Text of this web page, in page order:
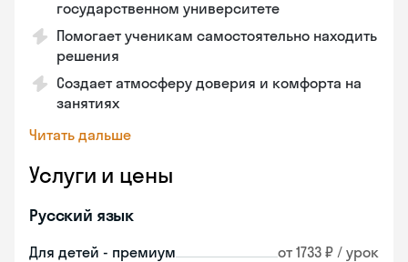
государственном университете
Помогает ученикам самостоятельно находить
решения
Создает атмосферу доверия и комфорта на
занятиях
Читать дальше
Услуги и цены
Русский язык
Для детей - премиум от 1733 ₽ / урок